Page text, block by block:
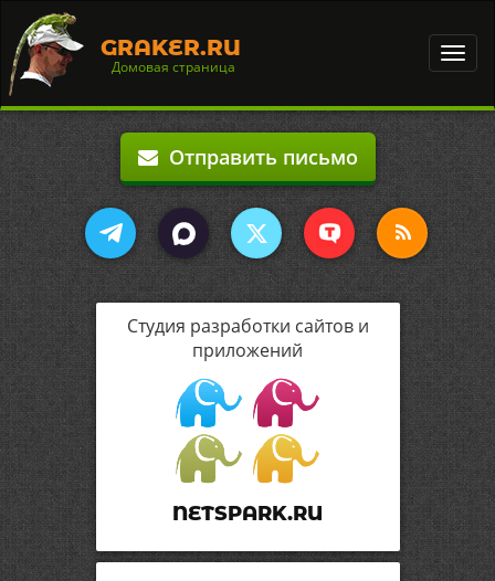
GRAKER.RU
Домовая страница
Отправить письмо
Студия разработки сайтов и
приложений
NETSPARK.RU